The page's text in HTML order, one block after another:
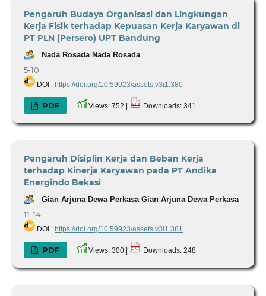
Pengaruh Budaya Organisasi dan Lingkungan
Kerja Fisik terhadap Kepuasan Kerja Karyawan di
PT PLN (Persero) UPT Bandung
Nada Rosada Nada Rosada
5-10
DOI : https://doi.org/10.59923/assets.v3i1.380
PDF Views: 752 | Downloads: 341
Pengaruh Disiplin Kerja dan Beban Kerja
terhadap Kinerja Karyawan pada PT Andika
Energindo Bekasi
Gian Arjuna Dewa Perkasa Gian Arjuna Dewa Perkasa
11-14
DOI : https://doi.org/10.59923/assets.v3i1.381
PDF Views: 300 | Downloads: 248